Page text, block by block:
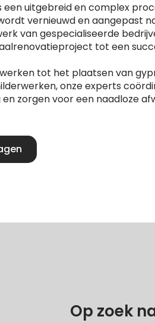
een uitgebreid en complex
vernieuwd en aangepast
van gespecialiseerde
tot een
tot het plaatsen van
onze experts
zorgen voor een naadloze
Op zoek